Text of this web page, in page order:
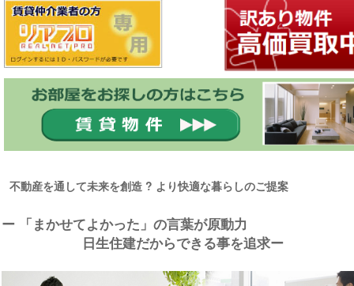
不動産を通して未来を創造 ? より快適な暮らしのご提案
ー 「まかせてよかった」の言葉が原動力
日生住建だからできる事を追求ー